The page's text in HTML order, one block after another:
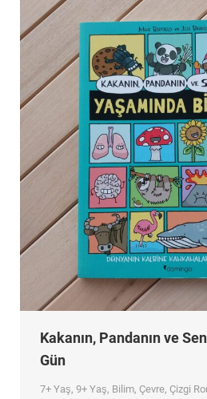
Kakanın, Pandanın ve
Gün
7+ Yaş, 9+ Yaş, Bilim, Çevre, Çizgi